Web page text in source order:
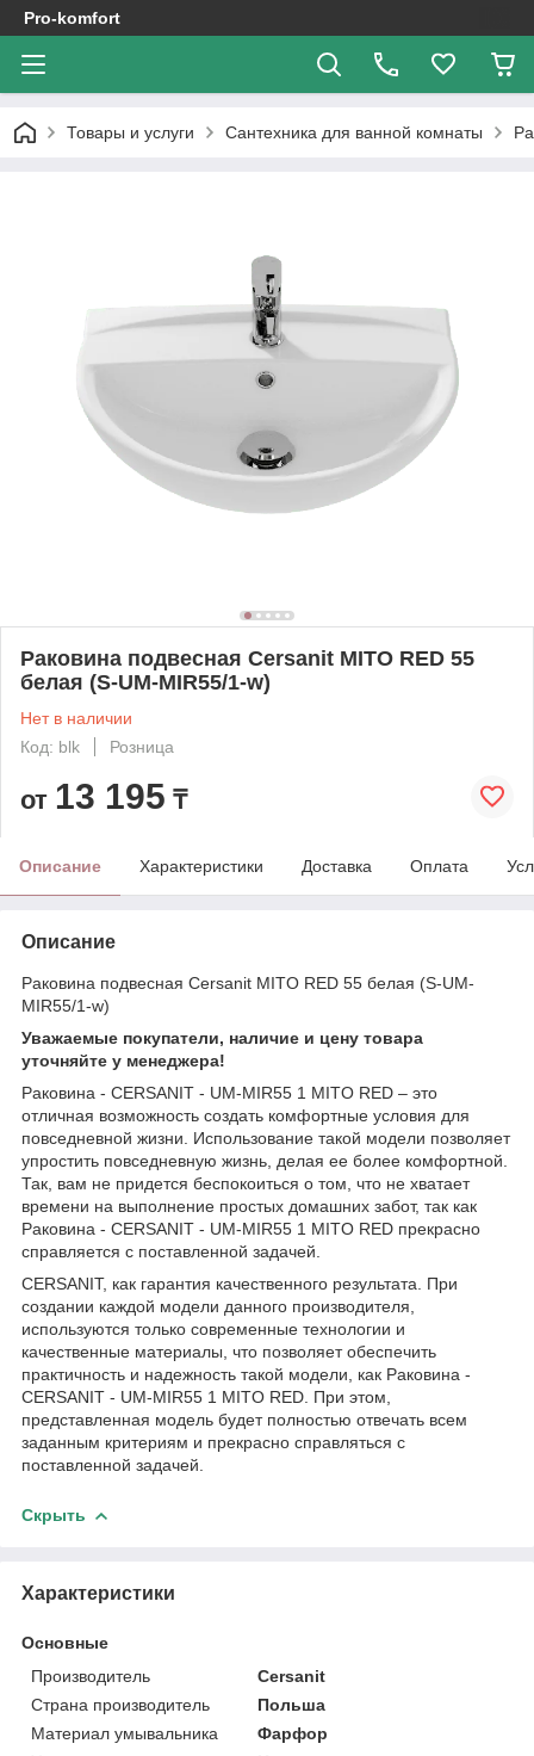
Pro-komfort
Товары и услуги Сантехника для ванной комнаты
Раковина подвесная Cersanit MITO RED 55
белая (S-UM-MIR55/1-w)
Нет в наличии
Код: blk
Розница
от 13 195 ₸
Описание Характеристики Доставка Оплата
Описание
Раковина подвесная Cersanit MITO RED 55 белая (S-UM-
MIR55/1-w)
Уважаемые покупатели, наличие и цену товара
уточняйте у менеджера!
Раковина - CERSANIT - UM-MIR55 1 MITO RED – это
отличная возможность создать комфортные условия для
повседневной жизни. Использование такой модели позволяет
упростить повседневную жизнь, делая ее более комфортной.
Так, вам не придется беспокоиться о том, что не хватает
времени на выполнение простых домашних забот, так как
Раковина - CERSANIT - UM-MIR55 1 MITO RED прекрасно
справляется с поставленной задачей.
CERSANIT, как гарантия качественного результата. При
создании каждой модели данного производителя,
используются только современные технологии и
качественные материалы, что позволяет обеспечить
практичность и надежность такой модели, как Раковина -
CERSANIT - UM-MIR55 1 MITO RED. При этом,
представленная модель будет полностью отвечать всем
заданным критериям и прекрасно справляться с
поставленной задачей.
Скрыть
Характеристики
Основные
Производитель
Cersanit
Страна производитель
Польша
Материал умывальника
Фарфор